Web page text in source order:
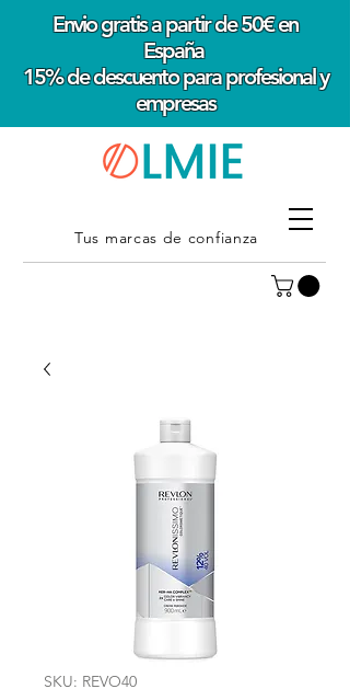
Envio gratis a partir de 50€ en
España
15% de descuento para profesional y
empresas
Tus marcas de confianza
SKU: REVO40